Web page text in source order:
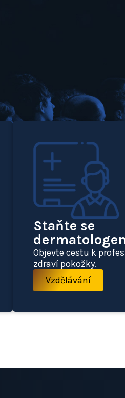
Staňte se
Objevte cestu k
zdraví pokožky.
Vzdělávání